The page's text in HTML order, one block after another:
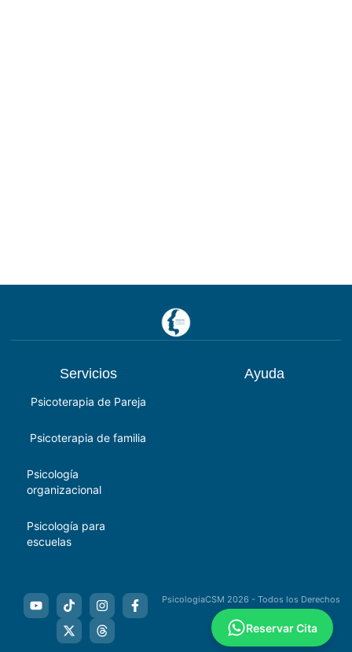
Servicios
Psicoterapia de Pareja
Psicoterapia de familia
Psicología
organizacional
Psicología para
escuelas
Ayuda
PsicologiaCSM 2026 - Todos los Derechos
Reservados
Reservar Cita